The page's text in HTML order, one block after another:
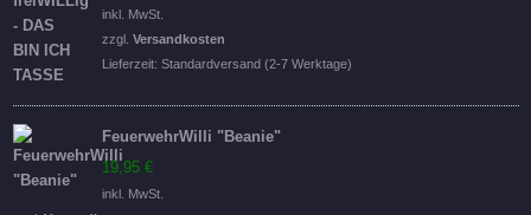
Preis
war:
16,95 €
ist:
14,95 €.
inkl. MwSt.
zzgl. Versandkosten
Lieferzeit: Standardversand (2-7 Werktage)
FeuerwehrWilli "Beanie"
19,95 €
inkl. MwSt.